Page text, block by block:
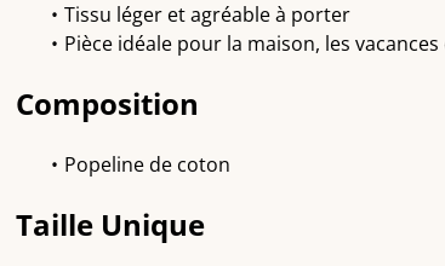
Tissu léger et agréable à porter
Pièce idéale pour la maison, les
Composition
Popeline de coton
Taille Unique